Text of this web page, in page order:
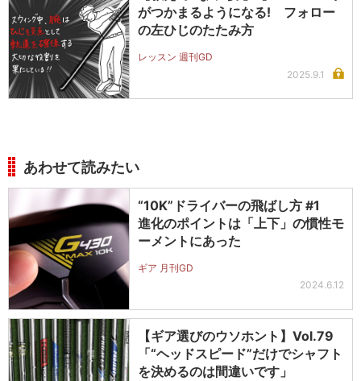
がつかまるようになる! フォロー
の左ひじのたたみ方
レッスン 週刊GD
2025.9.1
あわせて読みたい
“10K”ドライバーの飛ばし方 #1
進化のポイントは「上下」の慣性モ
ーメントにあった
ギア 月刊GD
2024.6.12
【ギア選びのウソホント】Vol.79
「“ヘッドスピード”だけでシャフト
を決めるのは間違いです」